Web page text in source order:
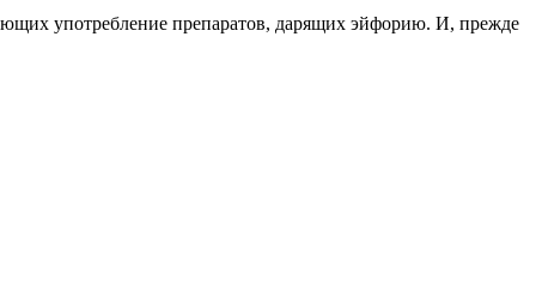
употребление препаратов, дарящих эйфорию. И, прежде